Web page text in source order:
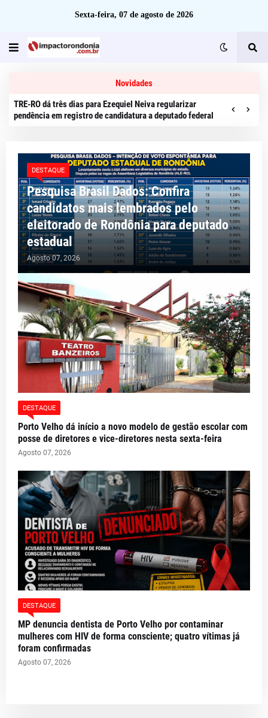
Sexta-feira, 07 de agosto de 2026
Novidades
TRE-RO dá três dias para Ezequiel Neiva regularizar
pendência em registro de candidatura a deputado federal
DESTAQUE
Pesquisa Brasil Dados: Confira
candidatos mais lembrados pelo
eleitorado de Rondônia para deputado
estadual
Agosto 07, 2026
DESTAQUE
Porto Velho dá início a novo modelo de gestão escolar com
posse de diretores e vice-diretores nesta sexta-feira
Agosto 07, 2026
DESTAQUE
MP denuncia dentista de Porto Velho por contaminar
mulheres com HIV de forma consciente; quatro vítimas já
foram confirmadas
Agosto 07, 2026